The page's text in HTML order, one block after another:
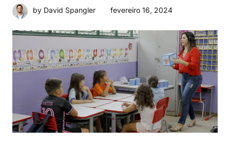
by David Spangler fevereiro 16, 2024